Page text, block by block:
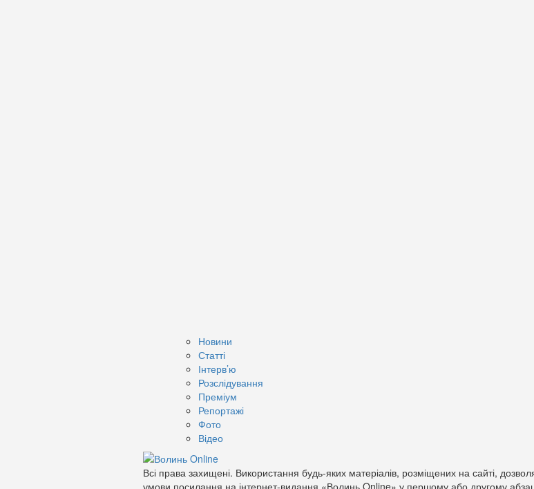
Новини
Статті
Інтерв’ю
Розслідування
Преміум
Репортажі
Фото
Відео
Всі права захищені. Використання будь-яких матеріалів, розміщених на сайті,